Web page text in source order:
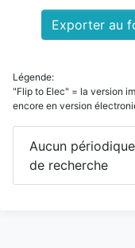
Exporter au
Légende:
"Flip to Elec" = la version
encore en version
Aucun
de recherche